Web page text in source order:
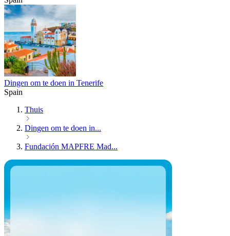
Dingen om te doen in Tenerife
Spain
Thuis
Dingen om te doen in...
Fundación MAPFRE Mad...